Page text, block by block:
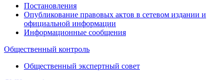
Постановления
Опубликование правовых актов в сетевом издании и
официальной информации
Информационные сообщения
Общественный контроль
Общественный экспертный совет